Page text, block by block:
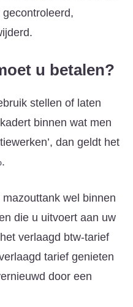
u betalen?
stellen of laten
binnen wat men
dan geldt het
wel binnen
die u uitvoert aan uw
verlaagd btw-tarief
tarief genieten
door een